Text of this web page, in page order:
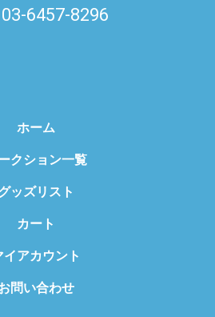
6457-8296
ホーム
クション一覧
ッズリスト
カート
イアカウント
問い合わせ